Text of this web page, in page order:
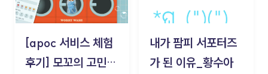
[apoc 서비스 체험
후기] 모꼬의 고민세
내가 팜피 서포터즈
가 된 이유_황수아